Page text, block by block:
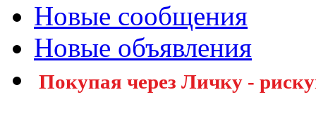
Новые сообщения
Новые объявления
Покупая через Личку -